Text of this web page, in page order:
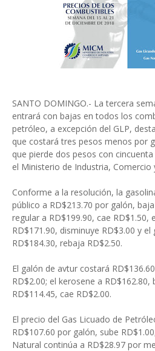
SANTO DOMINGO.- La tercera
entrará con bajas en todos los
petróleo, a excepción del GLP,
que costará tres pesos menos por
que pierde dos pesos con
el Ministerio de Industria, Comercio
Conforme a la resolución, la
público a RD$213.70 por galón,
regular a RD$199.90, cae RD$1.50,
RD$171.90, disminuye RD$3.00 y
RD$184.30, rebaja RD$2.50.
El galón de avtur costará
RD$2.00; el kerosene a
RD$114.45, cae RD$2.00.
El precio del Gas Licuado de
RD$107.60 por galón, sube
Natural continúa a RD$28.97 por